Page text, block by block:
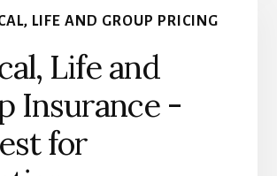
LIFE AND GROUP PRICING
Life and
Insurance -
for